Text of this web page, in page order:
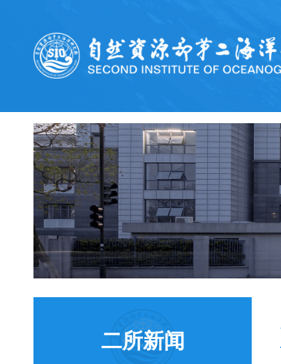
二所新闻